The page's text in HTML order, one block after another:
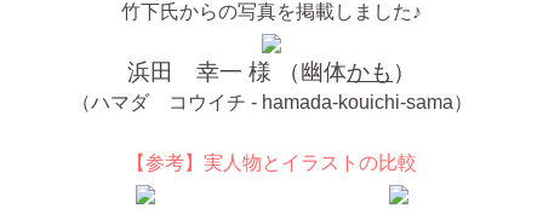
竹下氏からの写真を掲載しました♪
浜田 幸一 様 （幽体かも ）
（ハマダ コウイチ - hamada-kouichi-sama）
【参考】実人物とイラストの比較